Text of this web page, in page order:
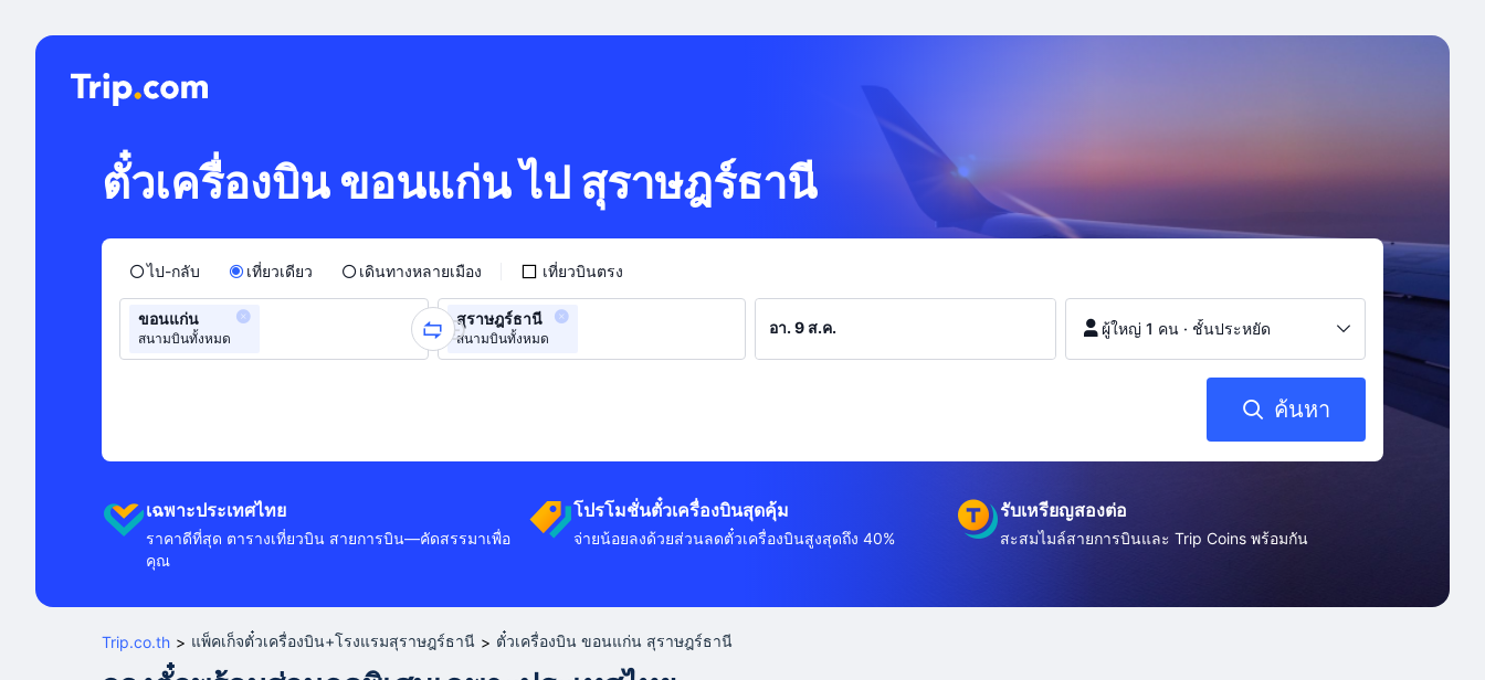
ตั๋วเครื่องบิน ขอนแก่น ไป สุราษฎร์ธานี
ไป-กลับ เที่ยวเดียว เดินทางหลายเมือง เที่ยวบินตรง
ขอนแก่น
สนามบินทั้งหมด
สุราษฎร์ธานี
สนามบินทั้งหมด
ผู้ใหญ่ 1 คน· ชั้นประหยัด
ค้นหา
เฉพาะประเทศไทย
ราคาดีที่สุด ตารางเที่ยวบิน สายการบิน—คัดสรรมาเพื่อ
คุณ
โปรโมชั่นตั๋วเครื่องบินสุดคุ้ม
จ่ายน้อยลงด้วยส่วนลดตั๋วเครื่องบินสูงสุดถึง 40%
รับเหรียญสองต่อ
สะสมไมล์สายการบินและ Trip Coins พร้อมกัน
Trip.co.th > แพ็คเก็จตั๋วเครื่องบิน+โรงแรมสุราษฎร์ธานี > ตั๋วเครื่องบิน ขอนแก่น สุราษฎร์ธานี